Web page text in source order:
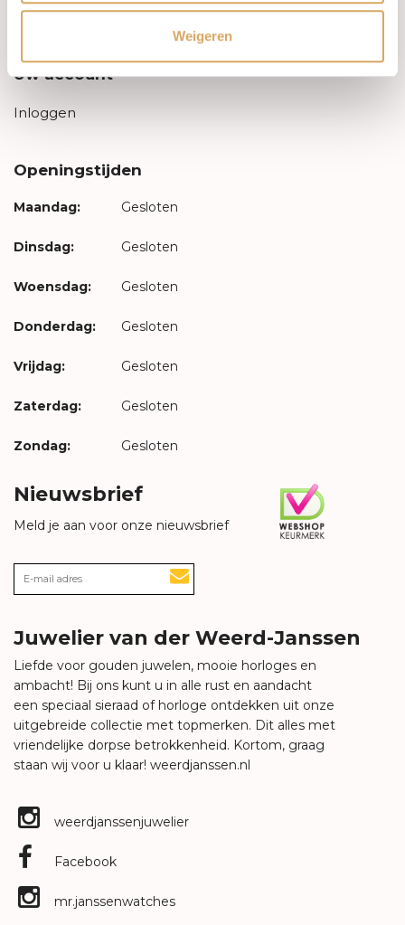
Weigeren
Privacy Policy
Uw account
Inloggen
Openingstijden
Maandag: Gesloten
Dinsdag: Gesloten
Woensdag: Gesloten
Donderdag: Gesloten
Vrijdag: Gesloten
Zaterdag: Gesloten
Zondag: Gesloten
Nieuwsbrief
Meld je aan voor onze nieuwsbrief
Juwelier van der Weerd-Janssen
Liefde voor gouden juwelen, mooie horloges en
ambacht! Bij ons kunt u in alle rust en aandacht
een speciaal sieraad of horloge ontdekken uit onze
uitgebreide collectie met topmerken. Dit alles met
vriendelijke dorpse betrokkenheid. Kortom, graag
staan wij voor u klaar! weerdjanssen.nl
weerdjanssenjuwelier
Facebook
mr.janssenwatches